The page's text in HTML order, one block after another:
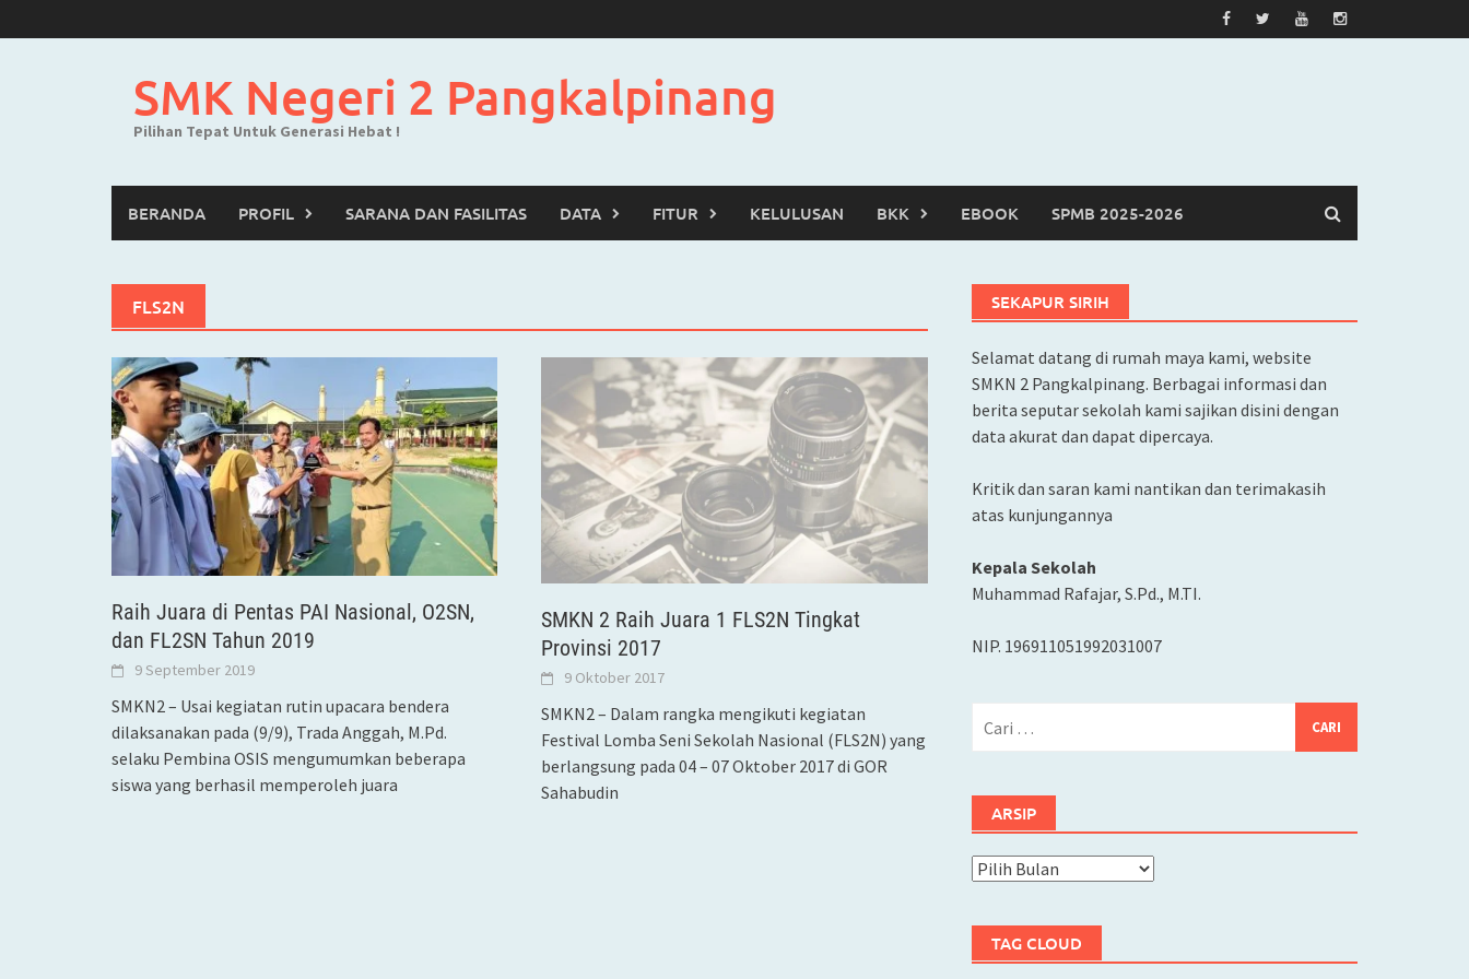
to
SMK Negeri 2 Pangkalpinang
Pilihan Tepat Untuk Generasi Hebat !
BERANDA PROFIL SARANA DAN FASILITAS DATA FITUR KELULUSAN BKK EBOOK SPMB 2025-2026
FLS2N
Raih Juara di Pentas PAI Nasional, O2SN,
dan FL2SN Tahun 2019
9 September 2019
SMKN2 – Usai kegiatan rutin upacara bendera
dilaksanakan pada (9/9), Trada Anggah, M.Pd.
selaku Pembina OSIS mengumumkan beberapa
siswa yang berhasil memperoleh juara
SMKN 2 Raih Juara 1 FLS2N Tingkat
Provinsi 2017
9 Oktober 2017
SMKN2 – Dalam rangka mengikuti kegiatan
Festival Lomba Seni Sekolah Nasional (FLS2N) yang
berlangsung pada 04 – 07 Oktober 2017 di GOR
Sahabudin
SEKAPUR SIRIH
Selamat datang di rumah maya kami, website
SMKN 2 Pangkalpinang. Berbagai informasi dan
berita seputar sekolah kami sajikan disini dengan
data akurat dan dapat dipercaya.
Kritik dan saran kami nantikan dan terimakasih
atas kunjungannya
Kepala Sekolah
Muhammad Rafajar, S.Pd., M.TI.
NIP. 196911051992031007
ARSIP
Arsip
TAG CLOUD